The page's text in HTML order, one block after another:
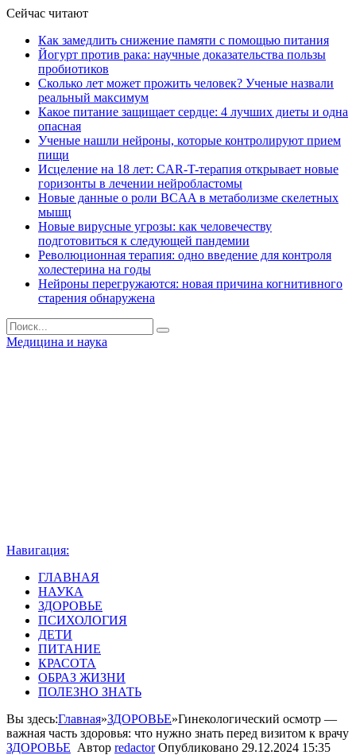
Сейчас читают
Как замедлить снижение памяти с помощью питания
Йогурт против рака: научные доказательства пользы
пробиотиков
Сколько лет может прожить человек? Ученые назвали
реальный максимум
Какое питание защищает сердце: 4 лучших диеты и одна
опасная
Ученые нашли нейроны, которые контролируют прием
пищи
Исцеление на 18 лет: CAR-T-терапия открывает новые
горизонты в лечении нейробластомы
Новые данные о роли BCAA в метаболизме скелетных
мышц
Новые вирусные угрозы: как человечеству
подготовиться к следующей пандемии
Революционная терапия: одно введение для контроля
холестерина на годы
Нейроны перегружаются: новая причина когнитивного
старения обнаружена
Медицина и наука
Навигация:
ГЛАВНАЯ
НАУКА
ЗДОРОВЬЕ
ПСИХОЛОГИЯ
ДЕТИ
ПИТАНИЕ
КРАСОТА
ОБРАЗ ЖИЗНИ
ПОЛЕЗНО ЗНАТЬ
Вы здесь:Главная»ЗДОРОВЬЕ»Гинекологический осмотр —
важная часть здоровья: что нужно знать перед визитом к врачу
ЗДОРОВЬЕ Автор redactor Опубликовано 29.12.2024 15:35